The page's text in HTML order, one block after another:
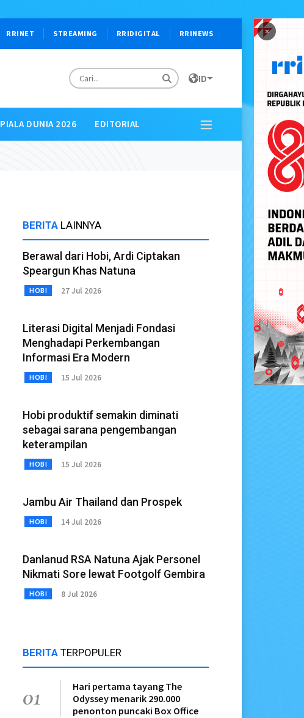
×
RRINET STREAMING RRIDIGITAL RRINEWS
ID
PIALA DUNIA 2026 EDITORIAL
BERITA LAINNYA
Berawal dari Hobi, Ardi Ciptakan
Speargun Khas Natuna
HOBI 27 Jul 2026
Literasi Digital Menjadi Fondasi
Menghadapi Perkembangan
Informasi Era Modern
HOBI 15 Jul 2026
Hobi produktif semakin diminati
sebagai sarana pengembangan
keterampilan
HOBI 15 Jul 2026
Jambu Air Thailand dan Prospek
HOBI 14 Jul 2026
Danlanud RSA Natuna Ajak Personel
Nikmati Sore lewat Footgolf Gembira
HOBI 8 Jul 2026
BERITA TERPOPULER
01
Hari pertama tayang The
Odyssey menarik 290.000
penonton puncaki Box Office